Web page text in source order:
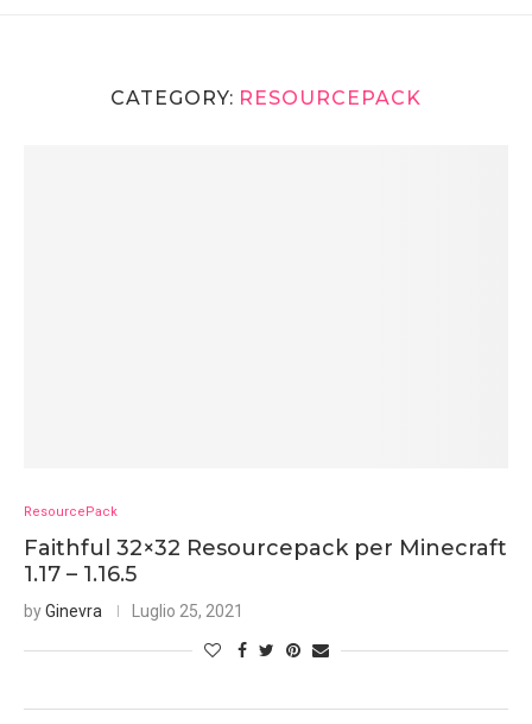
CATEGORY: RESOURCEPACK
ResourcePack
Faithful 32×32 Resourcepack per Minecraft
1.17 – 1.16.5
byGinevra Luglio 25, 2021